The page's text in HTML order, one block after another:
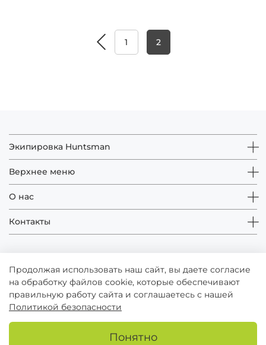
1 2
Экипировка Huntsman
Верхнее меню
О нас
Контакты
© Huntsman - зарегистрированный товарный знак
Продолжая использовать наш сайт, вы даете согласие
на обработку файлов cookie, которые обеспечивают
правильную работу сайта и соглашаетесь с нашей
Политикой безопасности
Понятно